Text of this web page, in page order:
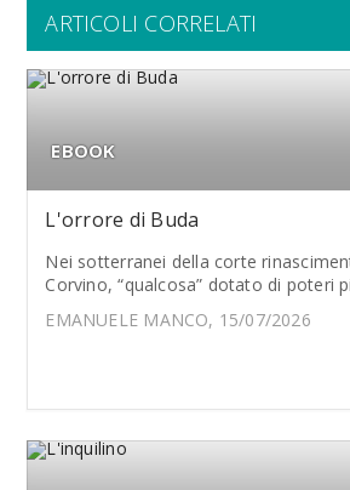
ARTICOLI CORRELATI
EBOOK
L'orrore di Buda
Nei sotterranei della corte
Corvino, “qualcosa” dotato di poteri
EMANUELE MANCO, 15/07/2026